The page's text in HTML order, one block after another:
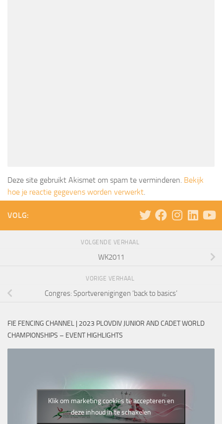
Deze site gebruikt Akismet om spam te verminderen. Bekijk
hoe je reactie gegevens worden verwerkt.
VOLG:
VOLGENDE VERHAAL
WK2011
VORIGE VERHAAL
Congres: Sportverenigingen ‘back to basics’
FIE FENCING CHANNEL | 2023 PLOVDIV JUNIOR AND CADET WORLD
CHAMPIONSHIPS – EVENT HIGHLIGHTS
Klik om marketing cookies te accepteren en
deze inhoud in te schakelen